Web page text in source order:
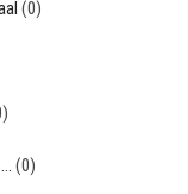
(0)
(0)